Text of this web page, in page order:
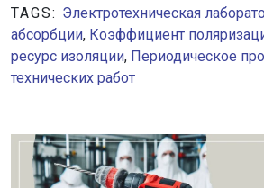
TAGS: Электротехническая
абсорбции, Коэффициент
ресурс изоляции, Периодическое
технических работ